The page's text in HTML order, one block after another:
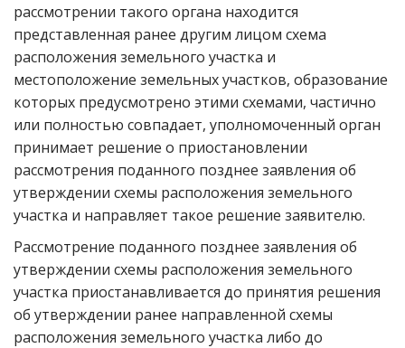
рассмотрении такого органа находится
представленная ранее другим лицом схема
расположения земельного участка и
местоположение земельных участков, образование
которых предусмотрено этими схемами, частично
или полностью совпадает, уполномоченный орган
принимает решение о приостановлении
рассмотрения поданного позднее заявления об
утверждении схемы расположения земельного
участка и направляет такое решение заявителю.
Рассмотрение поданного позднее заявления об
утверждении схемы расположения земельного
участка приостанавливается до принятия решения
об утверждении ранее направленной схемы
расположения земельного участка либо до